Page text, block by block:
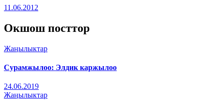
11.06.2012
Окшош посттор
Жаңылыктар
Сурамжылоо: Элдик каржылоо
24.06.2019
Жаңылыктар